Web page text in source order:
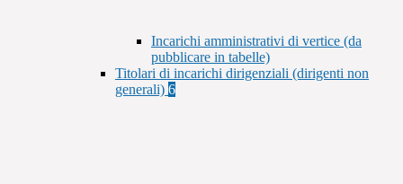
Incarichi amministrativi di vertice (da
pubblicare in tabelle)
Titolari di incarichi dirigenziali (dirigenti non
generali) 6